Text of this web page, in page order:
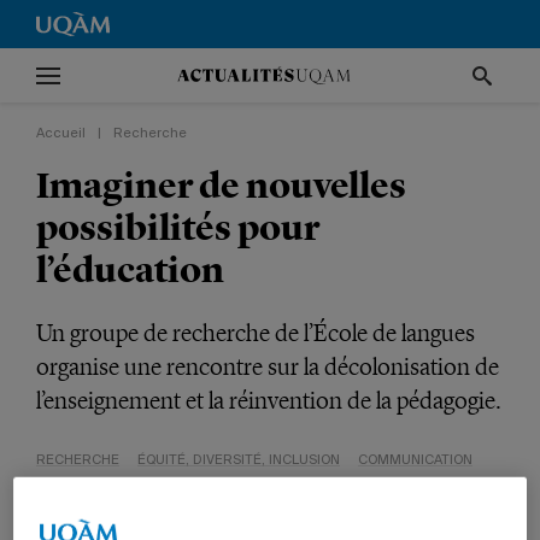
Accueil Recherche
Imaginer de nouvelles
possibilités pour
l’éducation
Un groupe de recherche de l’École de langues
organise une rencontre sur la décolonisation de
l’enseignement et la réinvention de la pédagogie.
RECHERCHE ÉQUITÉ, DIVERSITÉ, INCLUSION
COMMUNICATION